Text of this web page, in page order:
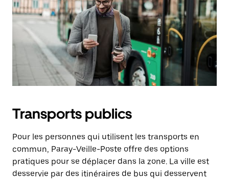
Transports publics
Pour les personnes qui utilisent les transports en
commun, Paray-Veille-Poste offre des options
pratiques pour se déplacer dans la zone. La ville est
desservie par des itinéraires de bus qui desservent